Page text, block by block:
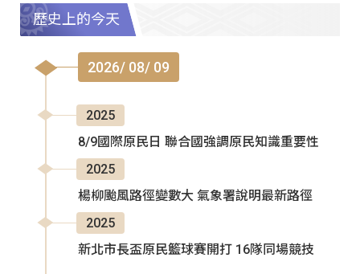
歷史上的今天
2026/ 08/ 09
2025
8/9國際原民日 聯合國強調原民知識重要性
2025
楊柳颱風路徑變數大 氣象署說明最新路徑
2025
新北市長盃原民籃球賽開打 16隊同場競技